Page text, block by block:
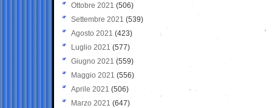
Ottobre 2021 (506)
Settembre 2021 (539)
Agosto 2021 (423)
Luglio 2021 (577)
Giugno 2021(559)
Maggio 2021 (556)
Aprile 2021 (506)
Marzo 2021 (647)